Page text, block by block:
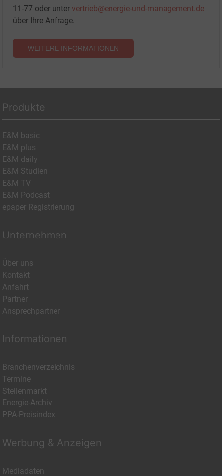
11-77 oder unter vertrieb@energie-und-management.de
über Ihre Anfrage.
WEITERE INFORMATIONEN
Produkte
E&M basic
E&M plus
E&M daily
E&M Studien
E&M TV
E&M Podcast
epaper Registrierung
Unternehmen
Über uns
Kontakt
Anfahrt
Partner
Ansprechpartner
Informationen
Branchenverzeichnis
Termine
Stellenmarkt
Energie-Archiv
PPA-Preisindex
Werbung & Anzeigen
Mediadaten